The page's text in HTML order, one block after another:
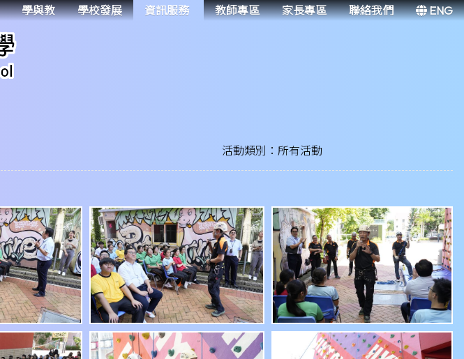
學與教 學校發展 資訊服務 教師專區 家長專區 聯絡我們 ENG
活動類別：所有活動